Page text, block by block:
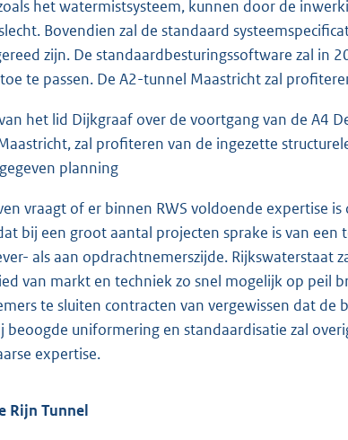
het watermistsysteem, kunnen door de
Bovendien zal de standaard
zijn. De standaardbesturingssoftware zal in
te passen. De A2-tunnel Maastricht zal
het lid Dijkgraaf over de voortgang van de A4
zal profiteren van de ingezette
planning
vraagt of er binnen RWS voldoende expertise
bij een groot aantal projecten sprake is van
als aan opdrachtnemerszijde. Rijkswaterstaat
van markt en techniek zo snel mogelijk op peil
te sluiten contracten van vergewissen dat
beoogde uniformering en standaardisatie zal
expertise.
Rijn Tunnel